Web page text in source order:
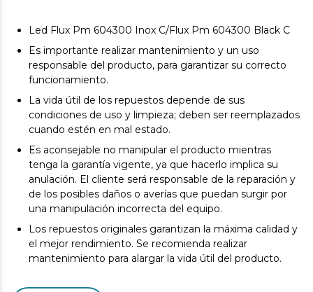
Led Flux Pm 604300 Inox C/Flux Pm 604300 Black C
Es importante realizar mantenimiento y un uso
responsable del producto, para garantizar su correcto
funcionamiento.
La vida útil de los repuestos depende de sus
condiciones de uso y limpieza; deben ser reemplazados
cuando estén en mal estado.
Es aconsejable no manipular el producto mientras
tenga la garantía vigente, ya que hacerlo implica su
anulación. El cliente será responsable de la reparación y
de los posibles daños o averías que puedan surgir por
una manipulación incorrecta del equipo.
Los repuestos originales garantizan la máxima calidad y
el mejor rendimiento. Se recomienda realizar
mantenimiento para alargar la vida útil del producto.